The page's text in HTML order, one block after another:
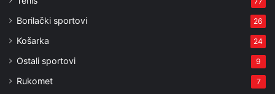
Borilački sportovi 26
Košarka 24
Ostali sportovi 9
Rukomet 7